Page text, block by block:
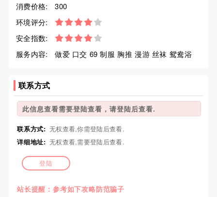
消费价格:
300
环境评分:
安全指数:
服务内容:
做爱 口交 69 制服 胸推 漫游 丝袜 鸳鸯浴
联系方式
此信息查看需要登陆查看，请登陆后查看.
联系方式: 无权查看,你需登陆后查看.
详细地址: 无权查看,需要登陆后查看.
登陆
站长提醒：参考如下攻略防范骗子